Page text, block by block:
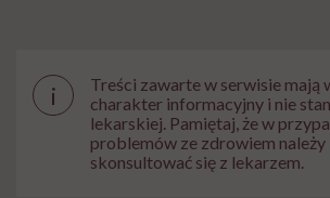
i
Treści zawarte w serwisie mają
charakter informacyjny i nie
lekarskiej. Pamiętaj, że w
problemów ze zdrowiem
skonsultować się z lekarzem.